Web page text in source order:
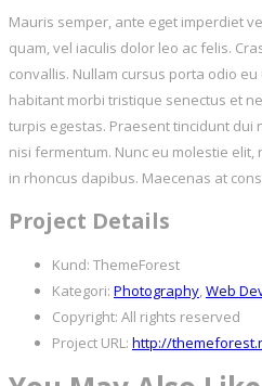
Mauris semper, ante eget imperdiet
quam, vel iaculis dolor leo ac felis.
convallis. Nullam cursus porta odio
habitant morbi tristique senectus et
turpis egestas. Praesent tincidunt dui
nisi fermentum. Nunc eu molestie elit,
in rhoncus dapibus. Maecenas at
Project Details
Kund: ThemeForest
Kategori: Photography,Web
Copyright: All rights reserved
Project URL: http://